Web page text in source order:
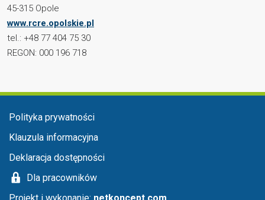
45-315 Opole
www.rcre.opolskie.pl
tel.: +48 77 404 75 30
REGON: 000 196 718
Menu stopka
Polityka prywatności
Klauzula informacyjna
Deklaracja dostępności
Dla pracowników